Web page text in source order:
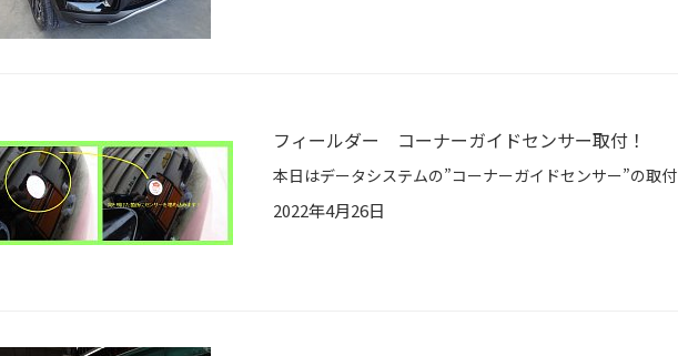
フィールダー コーナーガイドセンサー取付！
2022年4月26日